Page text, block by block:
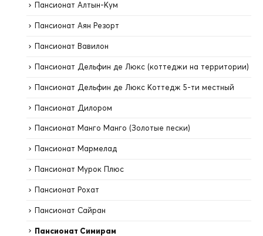
Пансионат Алтын-Кум
Пансионат Аян Резорт
Пансионат Вавилон
Пансионат Дельфин де Люкс (коттеджи на территории)
Пансионат Дельфин де Люкс Коттедж 5-ти местный
Пансионат Дилором
Пансионат Манго Манго (Золотые пески)
Пансионат Мармелад
Пансионат Мурок Плюс
Пансионат Рохат
Пансионат Сайран
Пансионат Симирам